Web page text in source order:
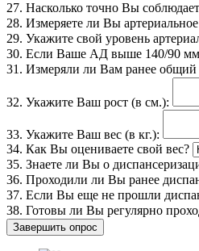
27. Насколько точно Вы
28. Измеряете ли Вы
29. Укажите свой уровень
30. Если Ваше АД выше 140/90
31. Измеряли ли Вам ранее общий
32. Укажите Ваш рост (в см.):
33. Укажите Ваш вес (в кг.):
34. Как Вы оцениваете свой вес?
35. Знаете ли Вы о
36. Проходили ли Вы ранее
37. Если Вы еще не прошли
38. Готовы ли Вы регулярно
Завершить опрос